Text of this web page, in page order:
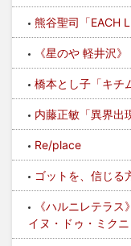
熊谷聖司「EACH
《星のや 軽井沢》
橋本とし子「キチ
内藤正敏「異界出
Re/place
ゴットを、信じる
《ハルニレテラ
イヌ・ドゥ・ミク